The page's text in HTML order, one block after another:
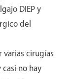
DIEP y
del
varias cirugías
no hay